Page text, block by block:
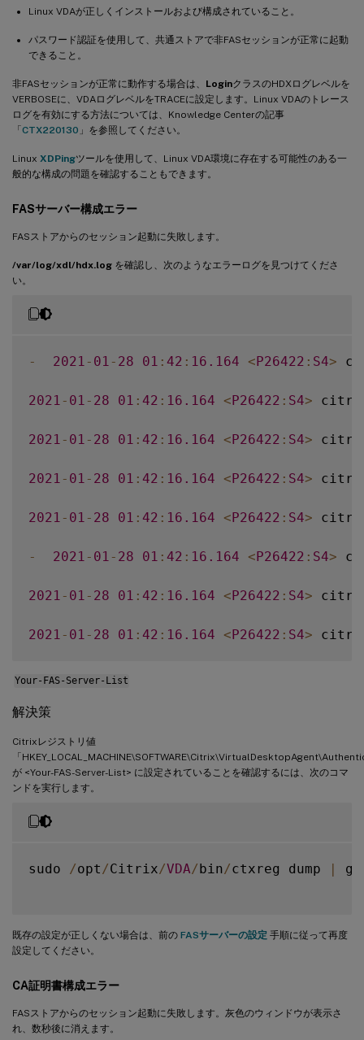
Linux VDAが正しくインストールおよび構成されていること。
パスワード認証を使用して、共通ストアで非FASセッションが正常に起動
できること。
非FASセッションが正常に動作する場合は、 LoginクラスのHDXログレベルを
VERBOSEに、VDAログレベルをTRACEに設定します。Linux VDAのトレース
ログを有効にする方法については、Knowledge Centerの記事
「CTX220130 」を参照してください。
Linux XDPingツールを使用して、Linux VDA環境に存在する可能性のある一
般的な構成の問題を確認することもできます。
FASサーバー構成エラー
FASストアからのセッション起動に失敗します。
/var/log/xdl/hdx.log を確認し、次のようなエラーログを見つけてくださ
い。
- 2021 - 01 - 28 01 : 42 : 16.164 <P26422 : S4>
2021 - 01 - 28 01 : 42 : 16.164 <P26422 : S4>
2021 - 01 - 28 01 : 42 : 16.164 <P26422 : S4>
2021 - 01 - 28 01 : 42 : 16.164 <P26422 : S4>
2021 - 01 - 28 01 : 42 : 16.164 <P26422 : S4>
- 2021 - 01 - 28 01 : 42 : 16.164 <P26422 : S4>
2021 - 01 - 28 01 : 42 : 16.164 <P26422 : S4>
2021 - 01 - 28 01 : 42 : 16.164 <P26422 : S4>
Your-FAS-Server-List
解決策
Citrixレジストリ値
「
が <Your-FAS-Server-List> に設定されていることを確認するには、次のコマ
ンドを実行します。
sudo /opt /Citrix/VDA/bin/ctxreg dump |
既存の設定が正しくない場合は、前の FASサーバーの設定 手順に従って再度
設定してください。
CA証明書構成エラー
FASストアからのセッション起動に失敗します。灰色のウィンドウが表示さ
れ、数秒後に消えます。